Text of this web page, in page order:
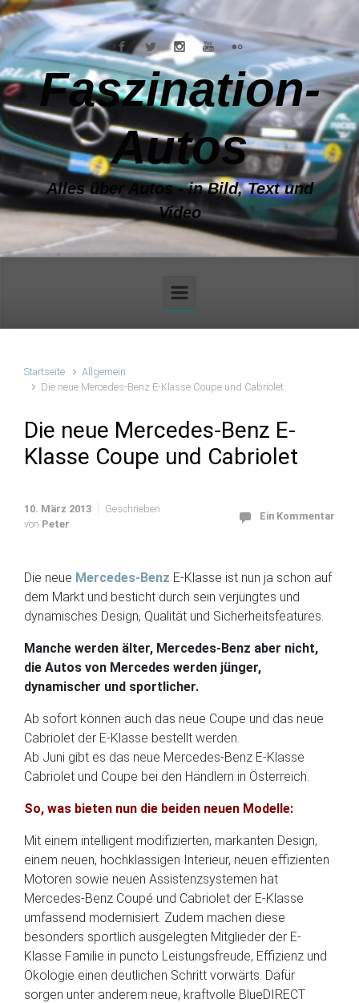
Zum Hauptinhalt springen
Faszination-
Autos
Alles über Autos - in Bild, Text und
Video
Startseite
Allgemein
Die neue Mercedes-Benz E-Klasse Coupe und Cabriolet
Die neue Mercedes-Benz E-
Klasse Coupe und Cabriolet
10. März 2013
Geschrieben
von Peter
Ein Kommentar
Die neue Mercedes-Benz E-Klasse ist nun ja schon auf
dem Markt und besticht durch sein verjüngtes und
dynamisches Design, Qualität und Sicherheitsfeatures.
Manche werden älter, Mercedes-Benz aber nicht,
die Autos von Mercedes werden jünger,
dynamischer und sportlicher.
Ab sofort können auch das neue Coupe und das neue
Cabriolet der E-Klasse bestellt werden.
Ab Juni gibt es das neue Mercedes-Benz E-Klasse
Cabriolet und Coupe bei den Händlern in Österreich.
So, was bieten nun die beiden neuen Modelle:
Mit einem intelligent modifizierten, markanten Design,
einem neuen, hochklassigen Interieur, neuen effizienten
Motoren sowie neuen Assistenzsystemen hat
Mercedes-Benz Coupé und Cabriolet der E-Klasse
umfassend modernisiert. Zudem machen diese
besonders sportlich ausgelegten Mitglieder der E-
Klasse Familie in puncto Leistungsfreude, Effizienz und
Ökologie einen deutlichen Schritt vorwärts. Dafür
sorgen unter anderem neue, kraftvolle BlueDIRECT